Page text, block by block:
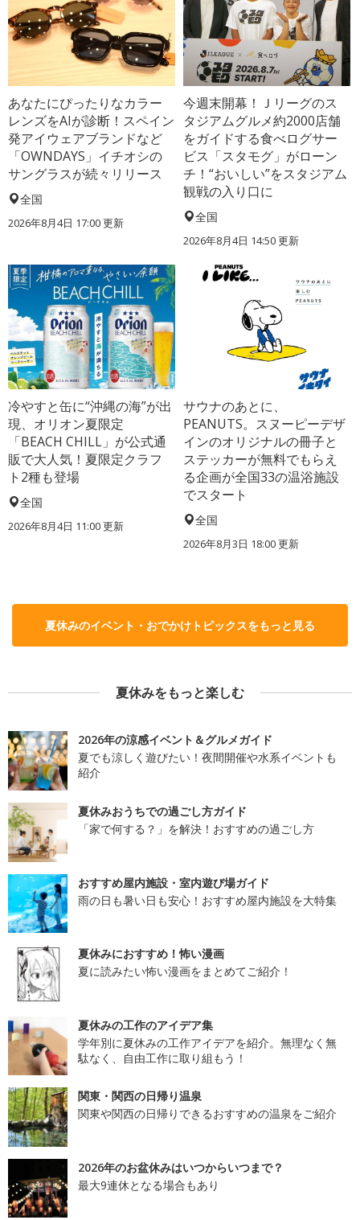
あなたにぴったりなカラー
レンズをAIが診断！スペイン
発アイウェアブランドなど
「OWNDAYS」イチオシの
サングラスが続々リリース
全国
2026年8月4日 17:00更新
今週末開幕！Ｊリーグのス
タジアムグルメ約2000店舗
をガイドする食べログサー
ビス「スタモグ」がローン
チ！“おいしい”をスタジアム
観戦の入り口に
全国
2026年8月4日 14:50更新
冷やすと缶に“沖縄の海”が出
現、オリオン夏限定
「BEACH CHILL」が公式通
販で大人気！夏限定クラフ
ト2種も登場
全国
2026年8月4日 11:00更新
サウナのあとに、
PEANUTS。スヌーピーデザ
インのオリジナルの冊子と
ステッカーが無料でもらえ
る企画が全国33の温浴施設
でスタート
全国
2026年8月3日 18:00更新
夏休みのイベント・おでかけトピックスをもっと見る
夏休みをもっと楽しむ
2026年の涼感イベント＆グルメガイド
夏でも涼しく遊びたい！夜間開催や水系イベントも
紹介
夏休みおうちでの過ごし方ガイド
「家で何する？」を解決！おすすめの過ごし方
おすすめ屋内施設・室内遊び場ガイド
雨の日も暑い日も安心！おすすめ屋内施設を大特集
夏休みにおすすめ！怖い漫画
夏に読みたい怖い漫画をまとめてご紹介！
夏休みの工作のアイデア集
学年別に夏休みの工作アイデアを紹介。無理なく無
駄なく、自由工作に取り組もう！
関東・関西の日帰り温泉
関東や関西の日帰りできるおすすめの温泉をご紹介
2026年のお盆休みはいつからいつまで？
最大9連休となる場合もあり